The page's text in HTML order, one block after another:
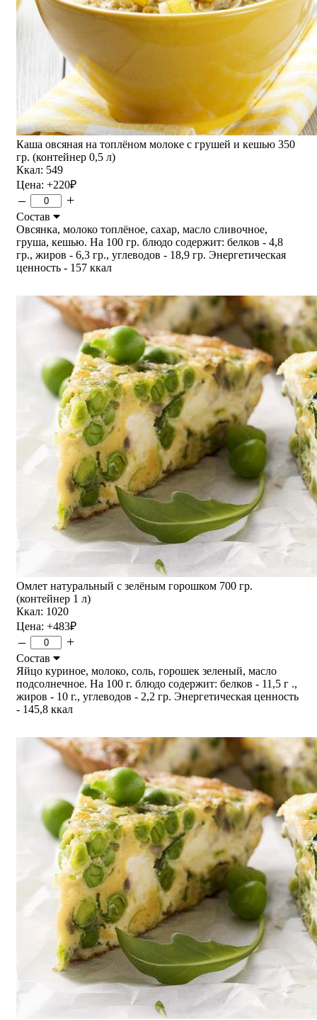
Каша овсяная на топлёном молоке с грушей и кешью 350
гр. (контейнер 0,5 л)
Ккал: 549
Цена: +220₽
– +
Состав
Овсянка, молоко топлёное, сахар, масло сливочное,
груша, кешью. На 100 гр. блюдо содержит: белков - 4,8
гр., жиров - 6,3 гр., углеводов - 18,9 гр. Энергетическая
ценность - 157 ккал
Омлет натуральный с зелёным горошком 700 гр.
(контейнер 1 л)
Ккал: 1020
Цена: +483₽
– +
Состав
Яйцо куриное, молоко, соль, горошек зеленый, масло
подсолнечное. На 100 г. блюдо содержит: белков - 11,5 г .,
жиров - 10 г., углеводов - 2,2 гр. Энергетическая ценность
- 145,8 ккал